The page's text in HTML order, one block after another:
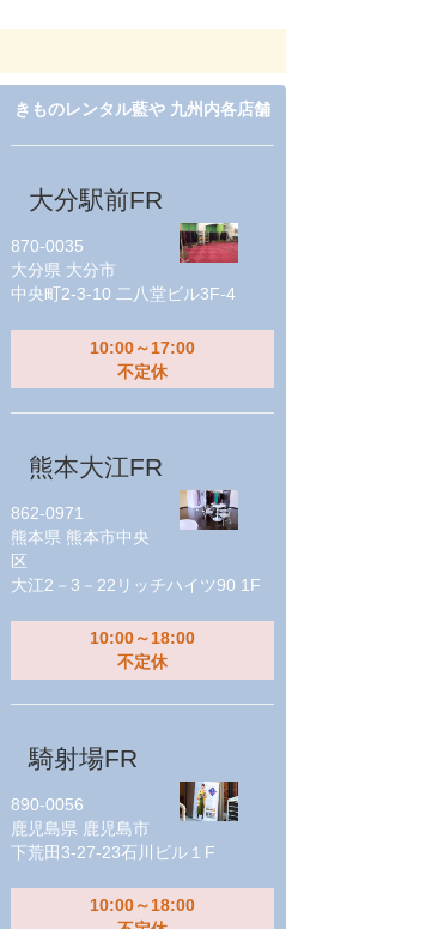
きものレンタル藍や 九州内各店舗
大分駅前FR
870-0035
大分県 大分市
中央町2-3-10 二八堂ビル3F-4
10:00～17:00
不定休
熊本大江FR
862-0971
熊本県 熊本市中央
区
大江2－3－22リッチハイツ90 1F
10:00～18:00
不定休
騎射場FR
890-0056
鹿児島県 鹿児島市
下荒田3-27-23石川ビル１F
10:00～18:00